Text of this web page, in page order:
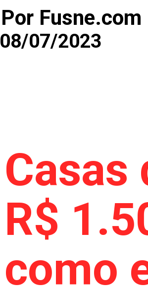
Por Fusne.com
08/07/2023
Casas
R$
como